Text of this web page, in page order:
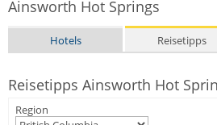
Ainsworth Hot Springs
Hotels Reisetipps
Reisetipps Ainsworth Hot
Region